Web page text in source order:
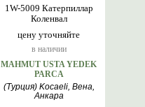
цену уточняйте
в наличии
1W-5009 Катерпиллар
Коленвал
MAHMUT USTA YEDEK
PARCA
(Турция) Kocaeli, Вена,
Анкара